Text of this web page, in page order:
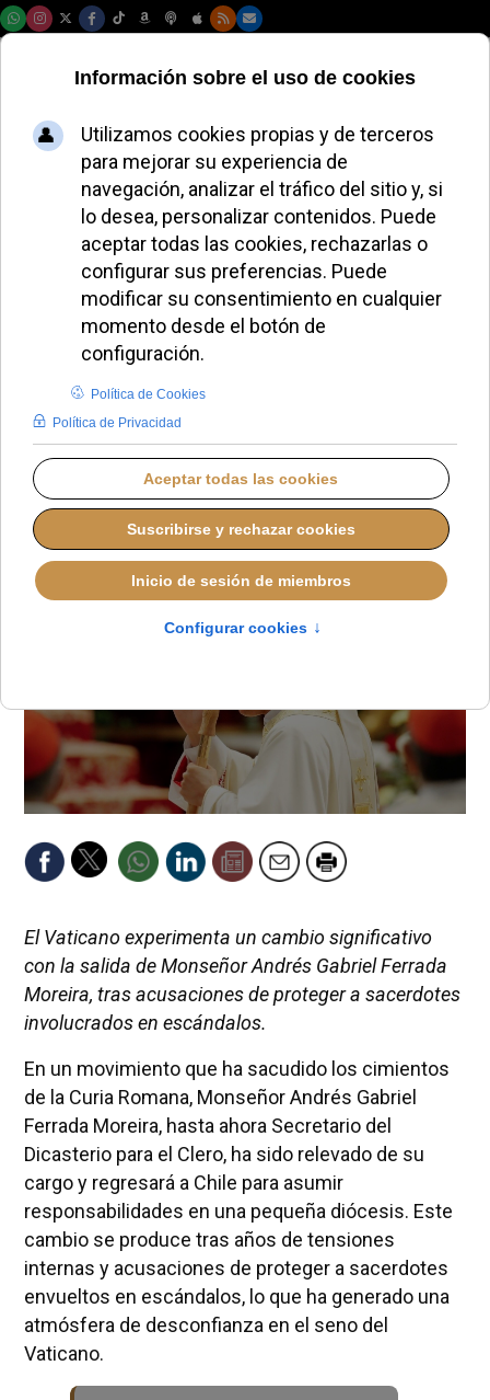
Monseñor Ferrada
Moreira, una figura
clave del Vaticano,
destituido en medio
de controversias
internas
REDACCIÓN DESDE EL VATICANO VIERNES, 31 OCTUBRE 2025 19:30
El Vaticano experimenta un cambio significativo
con la salida de Monseñor Andrés Gabriel Ferrada
Moreira, tras acusaciones de proteger a sacerdotes
involucrados en escándalos.
En un movimiento que ha sacudido los cimientos
de la Curia Romana, Monseñor Andrés Gabriel
Ferrada Moreira, hasta ahora Secretario del
Dicasterio para el Clero, ha sido relevado de su
cargo y regresará a Chile para asumir
responsabilidades en una pequeña diócesis. Este
cambio se produce tras años de tensiones
internas y acusaciones de proteger a sacerdotes
envueltos en escándalos, lo que ha generado una
atmósfera de desconfianza en el seno del
Vaticano.